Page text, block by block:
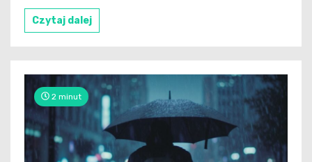
Czytaj dalej
2 minut